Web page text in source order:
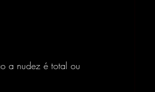
a nudez é total ou